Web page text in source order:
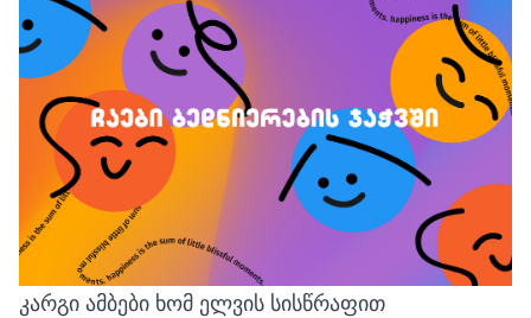
კარგი ამბები ხომ ელვის სისწრაფით